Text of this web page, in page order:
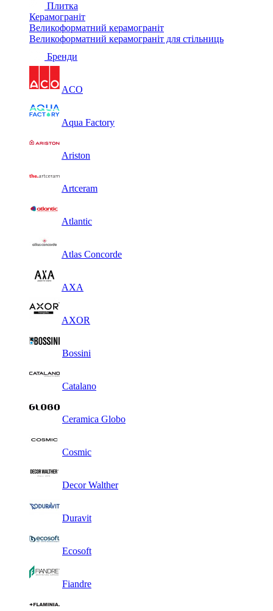
Плитка
Керамограніт
Великоформатний керамограніт
Великоформатний керамограніт для стільниць
Бренди
ACO
Aqua Factory
Ariston
Artceram
Atlantic
Atlas Concorde
AXA
AXOR
Bossini
Catalano
Ceramica Globo
Cosmic
Decor Walther
Duravit
Ecosoft
Fiandre